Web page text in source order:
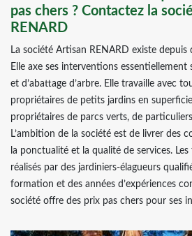
pas chers ? Contactez la
RENARD
La société Artisan RENARD existe depuis
Elle axe ses interventions essentiellement
et d’abattage d’arbre. Elle travaille avec
propriétaires de petits jardins en
propriétaires de parcs verts, de
L’ambition de la société est de livrer des
la ponctualité et la qualité de services. Les
réalisés par des jardiniers-élagueurs
formation et des années d’expériences
société offre des prix pas chers pour ses